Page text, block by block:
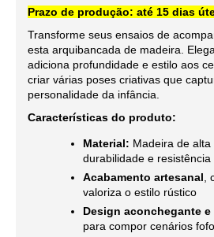
Prazo de produção: até 15 dias
Transforme seus ensaios de
esta arquibancada de madeira.
adiciona profundidade e estilo aos
criar várias poses criativas que
personalidade da infância.
Características do produto:
Material: Madeira de
durabilidade e resistência
Acabamento artesanal
valoriza o estilo rústico
Design aconchegante
para compor cenários